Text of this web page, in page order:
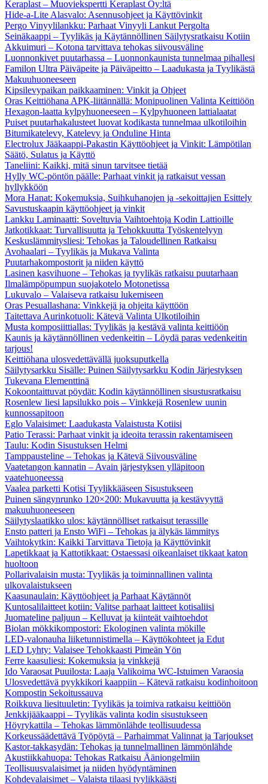
Keraplast – Muoviekspertti Keraplast Oy:ltä
Hide-a-Lite Alasvalo: Asennusohjeet ja Käyttövinkit
Pergo Vinyylilankku: Parhaat Vinyyli Lankut Pergolta
Seinäkaappi – Tyylikäs ja Käytännöllinen Säilytysratkaisu Kotiin
Akkuimuri – Kotona tarvittava tehokas siivousväline
Luonnonkivet puutarhassa – Luonnonkaunista tunnelmaa pihallesi
Familon Ultra Päiväpeite ja Päiväpeitto – Laadukasta ja Tyylikästä
Makuuhuoneeseen
Kipsilevypaikan paikkaaminen: Vinkit ja Ohjeet
Oras Keittiöhana APK-liitännällä: Monipuolinen Valinta Keittiöön
Hexagon-laatta kylpyhuoneeseen – Kylpyhuoneen lattialaatat
Puiset puutarhakalusteet luovat kodikasta tunnelmaa ulkotiloihin
Bitumikatelevy, Katelevy ja Onduline Hinta
Electrolux Jääkaappi-Pakastin Käyttöohjeet ja Vinkit: Lämpötilan
Säätö, Sulatus ja Käyttö
Taneliini: Kaikki, mitä sinun tarvitsee tietää
Hylly WC-pöntön päälle: Parhaat vinkit ja ratkaisut vessan
hyllykköön
Mora Hanat: Kokemuksia, Suihkuhanojen ja -sekoittajien Esittely
Savustuskaapin käyttöohjeet ja vinkit
Lankku Laminaatti: Soveltuvia Vaihtoehtoja Kodin Lattioille
Jatkotikkaat: Turvallisuutta ja Tehokkuutta Työskentelyyn
Keskuslämmitysliesi: Tehokas ja Taloudellinen Ratkaisu
Avohaalari – Tyylikäs ja Mukava Valinta
Puutarhakompostorit ja niiden käyttö
Lasinen kasvihuone – Tehokas ja tyylikäs ratkaisu puutarhaan
Ilmalämpöpumpun suojakotelo Motonetissa
Lukuvalo – Valaiseva ratkaisu lukemiseen
Oras Pesuallashana: Vinkkejä ja ohjeita käyttöön
Taitettava Aurinkotuoli: Kätevä Valinta Ulkotiloihin
Musta komposiittiallas: Tyylikäs ja kestävä valinta keittiöön
Kaunis ja käytännöllinen vedenkeitin – Löydä paras vedenkeitin
tarjous!
Keittiöhana ulosvedettävällä juoksuputkella
Säilytysarkku Sisälle: Puinen Säilytysarkku Kodin Järjestyksen
Tukevana Elementtinä
Kokoontaittuvat pöydät: Kodin käytännöllinen sisustusratkaisu
Rosenlew liesi lapsilukko pois – Vinkkejä Rosenlew uunin
kunnossapitoon
Eglo Valaisimet: Laadukasta Valaistusta Kotiisi
Patio Terassi: Parhaat vinkit ja ideoita terassin rakentamiseen
Taulu: Kodin Sisustuksen Helmi
Tamppausteline – Tehokas ja Kätevä Siivousväline
Vaatetangon kannatin – Avain järjestyksen ylläpitoon
vaatehuoneessa
Vaalea parketti Kotisi Tyylikkääseen Sisustukseen
Puinen sängynrunko 120×200: Mukavuutta ja kestävyyttä
makuuhuoneeseen
Säilytyslaatikko ulos: käytännölliset ratkaisut terassille
Ensto patteri ja Ensto WiFi – Tehokas ja älykäs lämmitys
Vaihtokytkin: Kaikki Tarvittava Tietoja ja Käyttövinkit
Lapetikkaat ja Kattotikkaat: Ostaessasi oikeanlaiset tikkaat katon
huoltoon
Pollarivalaisin musta: Tyylikäs ja toiminnallinen valinta
ulkovalaistukseen
Kaasunaulain: Käyttöohjeet ja Parhaat Käytännöt
Kuntosalilaitteet kotiin: Valitse parhaat laitteet kotisaliisi
Juomateline paljuun – Kelluvat ja kiinteät vaihtoehdot
Biolan mökkikompostori: Ekologinen valinta mökille
LED-valonauha liiketunnistimella – Käyttökohteet ja Edut
LED Lyhty: Valaisee Tehokkaasti Pimeän Yön
Ferre kaasuliesi: Kokemuksia ja vinkkejä
Ido Varaosat Puuilosta: Laaja Valikoima WC-Istuimen Varaosia
Ulosvedettävä pyykkikori kaappiin – Kätevä ratkaisu kodinhoitoon
Kompostin Sekoitussauva
Roikkuva liesituuletin: Tyylikäs ja toimiva ratkaisu keittiöön
Jenkkijääkaappi – Tyylikäs valinta kodin sisustukseen
Höyrykattila – Tehokas lämmönlähde teollisuudessa
Korkeussäädettävä Työpöytä – Parhaimmat Valinnat ja Tarjoukset
Kastor-takkasydän: Tehokas ja tunnelmallinen lämmönlähde
Akustiikkahuopa: Tehokas Ratkaisu Ääniongelmiin
Teollisuusvalaisimet ja niiden hyödyntäminen
Kohdevalaisimet – Valaista tilaasi tyylikkäästi